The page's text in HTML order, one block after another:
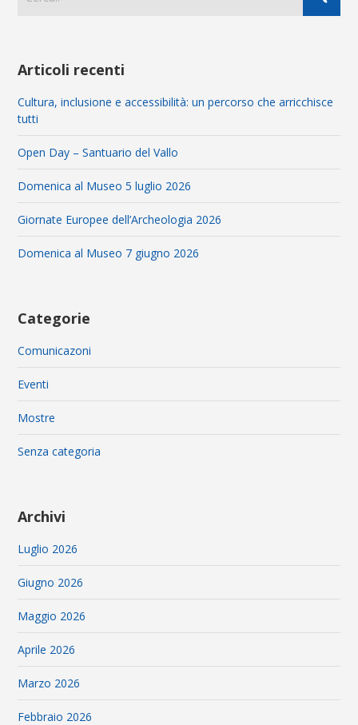
Articoli recenti
Cultura, inclusione e accessibilità: un percorso che arricchisce
tutti
Open Day – Santuario del Vallo
Domenica al Museo 5 luglio 2026
Giornate Europee dell’Archeologia 2026
Domenica al Museo 7 giugno 2026
Categorie
Comunicazoni
Eventi
Mostre
Senza categoria
Archivi
Luglio 2026
Giugno 2026
Maggio 2026
Aprile 2026
Marzo 2026
Febbraio 2026